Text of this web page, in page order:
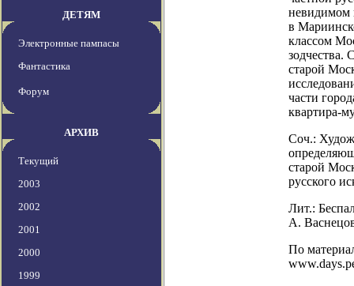
ДЕТЯМ
Электронные пампасы
Фантастика
Форум
АРХИВ
Текущий
2003
2002
2001
2000
1999
невидимом
в
классом
зодчества.
старой
части
квартира-
Соч.:
старой
русского
Лит.:
А.
По